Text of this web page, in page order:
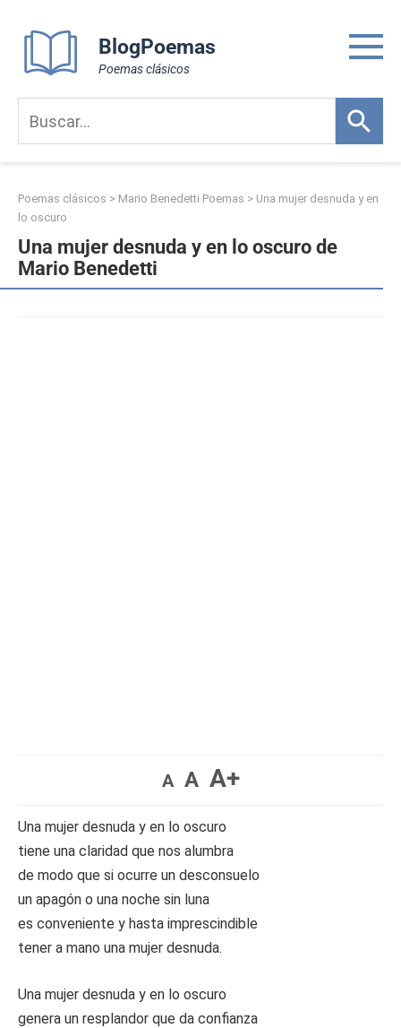
content
BlogPoemas
Poemas clásicos
Poemas clásicos > Mario Benedetti Poemas > Una mujer desnuda y en
lo oscuro
Una mujer desnuda y en lo oscuro de
Mario Benedetti
A A A+
Una mujer desnuda y en lo oscuro
tiene una claridad que nos alumbra
de modo que si ocurre un desconsuelo
un apagón o una noche sin luna
es conveniente y hasta imprescindible
tener a mano una mujer desnuda.
Una mujer desnuda y en lo oscuro
genera un resplandor que da confianza